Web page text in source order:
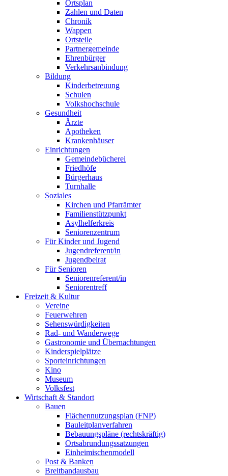
Ortsplan
Zahlen und Daten
Chronik
Wappen
Ortsteile
Partnergemeinde
Ehrenbürger
Verkehrsanbindung
Bildung
Kinderbetreuung
Schulen
Volkshochschule
Gesundheit
Ärzte
Apotheken
Krankenhäuser
Einrichtungen
Gemeindebücherei
Friedhöfe
Bürgerhaus
Turnhalle
Soziales
Kirchen und Pfarrämter
Familienstützpunkt
Asylhelferkreis
Seniorenzentrum
Für Kinder und Jugend
Jugendreferent/in
Jugendbeirat
Für Senioren
Seniorenreferent/in
Seniorentreff
Freizeit & Kultur
Vereine
Feuerwehren
Sehenswürdigkeiten
Rad- und Wanderwege
Gastronomie und Übernachtungen
Kinderspielplätze
Sporteinrichtungen
Kino
Museum
Volksfest
Wirtschaft & Standort
Bauen
Flächennutzungsplan (FNP)
Bauleitplanverfahren
Bebauungspläne (rechtskräftig)
Ortsabrundungssatzungen
Einheimischenmodell
Post & Banken
Breitbandausbau